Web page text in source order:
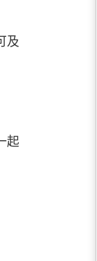
及
起